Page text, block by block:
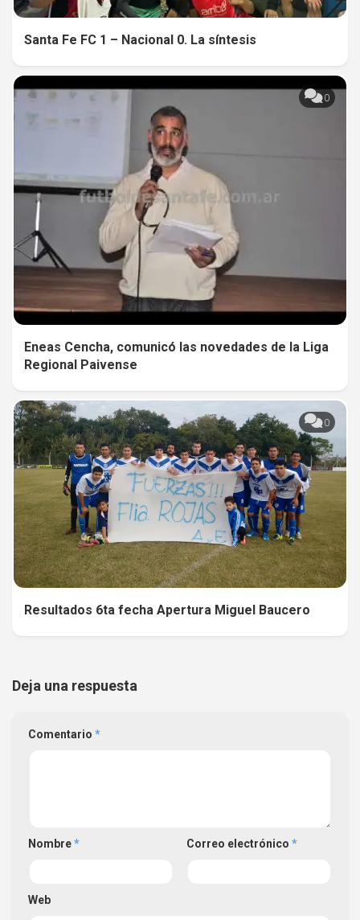
Santa Fe FC 1 – Nacional 0. La síntesis
0
Eneas Cencha, comunicó las novedades de la Liga
Regional Paivense
0
Resultados 6ta fecha Apertura Miguel Baucero
Deja una respuesta
Comentario *
Nombre* Correo electrónico *
Web